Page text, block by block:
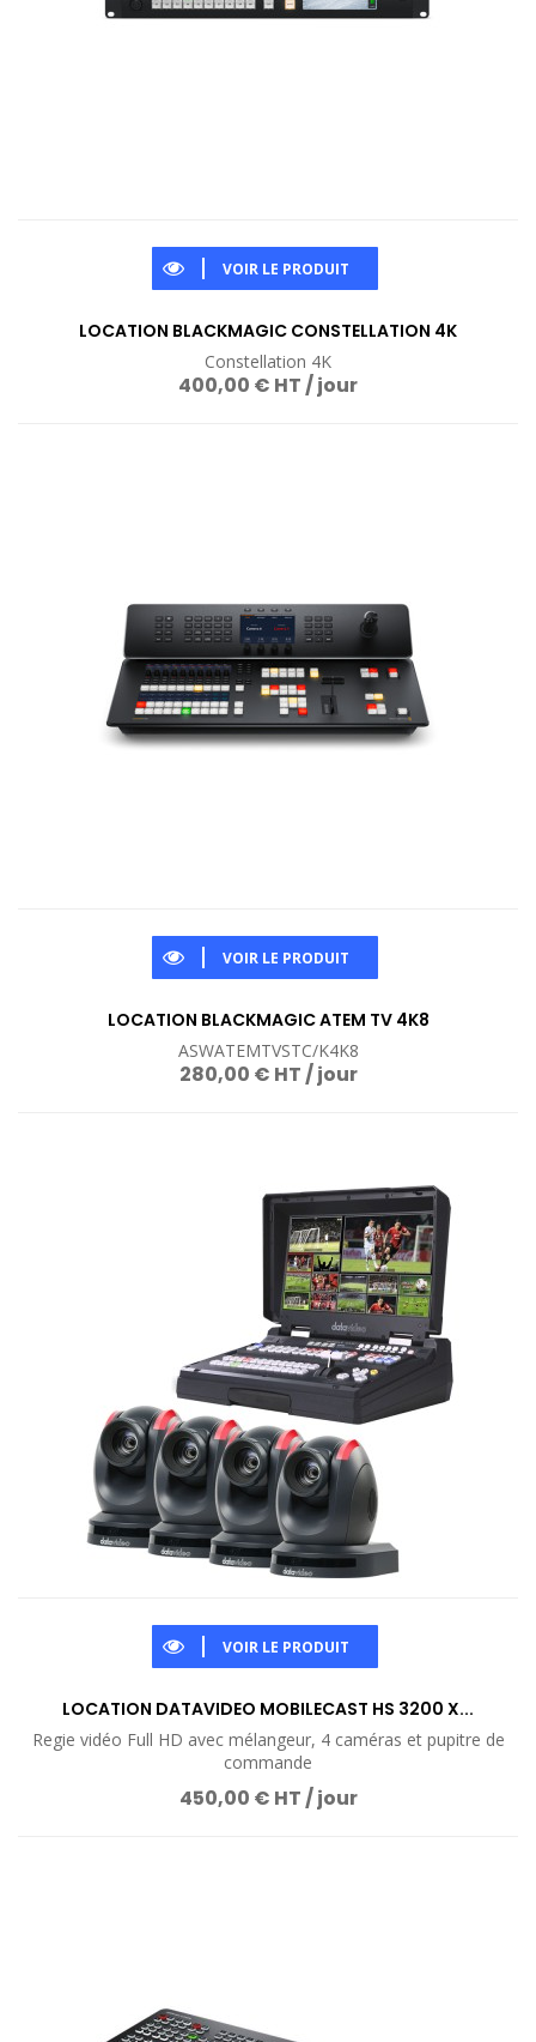
VOIR LE PRODUIT
LOCATION BLACKMAGIC CONSTELLATION 4K
Constellation 4K
400,00 € HT / jour
VOIR LE PRODUIT
LOCATION BLACKMAGIC ATEM TV 4K8
ASWATEMTVSTC/K4K8
280,00 € HT / jour
VOIR LE PRODUIT
LOCATION DATAVIDEO MOBILECAST HS 3200 X...
Regie vidéo Full HD avec mélangeur, 4 caméras et pupitre de
commande
450,00 € HT / jour